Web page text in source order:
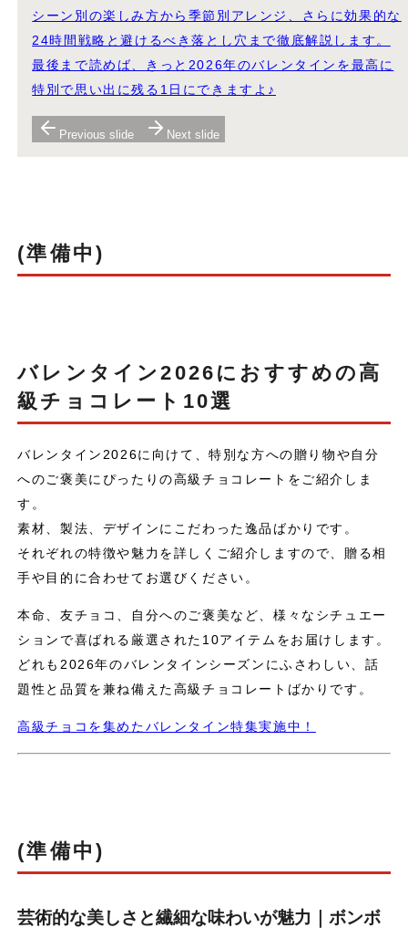
シーン別の楽しみ方から季節別アレンジ、さらに効果的な
24時間戦略と避けるべき落とし穴まで徹底解説します。
最後まで読めば、きっと2026年のバレンタインを最高に
特別で思い出に残る1日にできますよ♪
Previous slide Next slide
(準備中)
バレンタイン2026におすすめの高
級チョコレート10選
バレンタイン2026に向けて、特別な方への贈り物や自分
へのご褒美にぴったりの高級チョコレートをご紹介しま
す。
素材、製法、デザインにこだわった逸品ばかりです。
それぞれの特徴や魅力を詳しくご紹介しますので、贈る相
手や目的に合わせてお選びください。
本命、友チョコ、自分へのご褒美など、様々なシチュエー
ションで喜ばれる厳選された10アイテムをお届けします。
どれも2026年のバレンタインシーズンにふさわしい、話
題性と品質を兼ね備えた高級チョコレートばかりです。
高級チョコを集めたバレンタイン特集実施中！
(準備中)
芸術的な美しさと繊細な味わいが魅力｜ボンボ